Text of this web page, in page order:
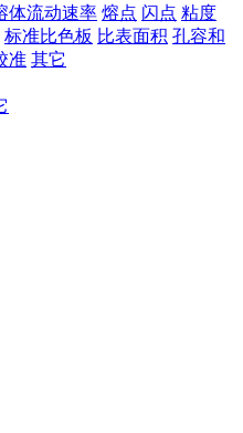
体流动速率 熔点 闪点 粘度
标准比色板 比表面积 孔容和
准 其它